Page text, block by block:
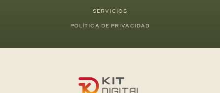
SERVICIOS
POLÍTICA DE PRIVACIDAD